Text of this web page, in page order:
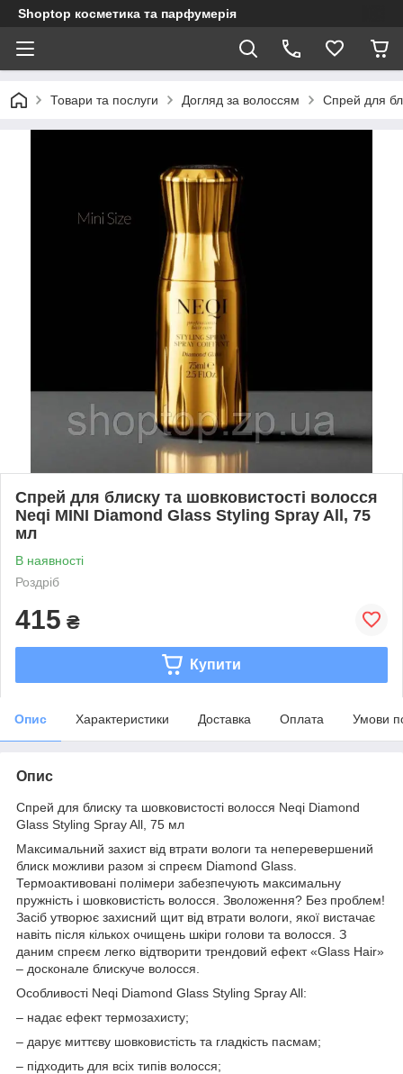
Shoptop косметика та парфумерія
Товари та послуги Догляд за волоссям Спрей для
Спрей для блиску та шовковистості волосся
Neqi MINI Diamond Glass Styling Spray All, 75
мл
В наявності
Роздріб
415 ₴
Купити
Опис Характеристики Доставка Оплата Умови
Опис
Спрей для блиску та шовковистості волосся Neqi Diamond
Glass Styling Spray All, 75 мл
Максимальний захист від втрати вологи та неперевершений
блиск можливи разом зі спреєм Diamond Glass.
Термоактивовані полімери забезпечують максимальну
пружність і шовковистість волосся. Зволоження? Без проблем!
Засіб утворює захисний щит від втрати вологи, якої вистачає
навіть після кількох очищень шкіри голови та волосся. З
даним спреєм легко відтворити трендовий ефект «Glass Hair»
– досконале блискуче волосся.
Особливості Neqi Diamond Glass Styling Spray All:
– надає ефект термозахисту;
– дарує миттєву шовковистість та гладкість пасмам;
– підходить для всіх типів волосся;